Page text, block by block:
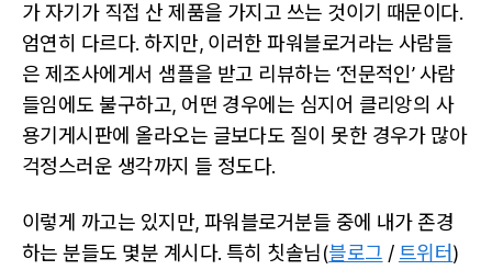
가 자기가 직접 산 제품을 가지고 쓰는 것이기 때문이다.
엄연히 다르다. 하지만, 이러한 파워블로거라는 사람들
은 제조사에게서 샘플을 받고 리뷰하는 ‘전문적인’ 사람
들임에도 불구하고, 어떤 경우에는 심지어 클리앙의 사
용기게시판에 올라오는 글보다도 질이 못한 경우가 많아
걱정스러운 생각까지 들 정도다.
이렇게 까고는 있지만, 파워블로거분들 중에 내가 존경
하는 분들도 몇분 계시다. 특히 칫솔님(블로그 / 트위터)